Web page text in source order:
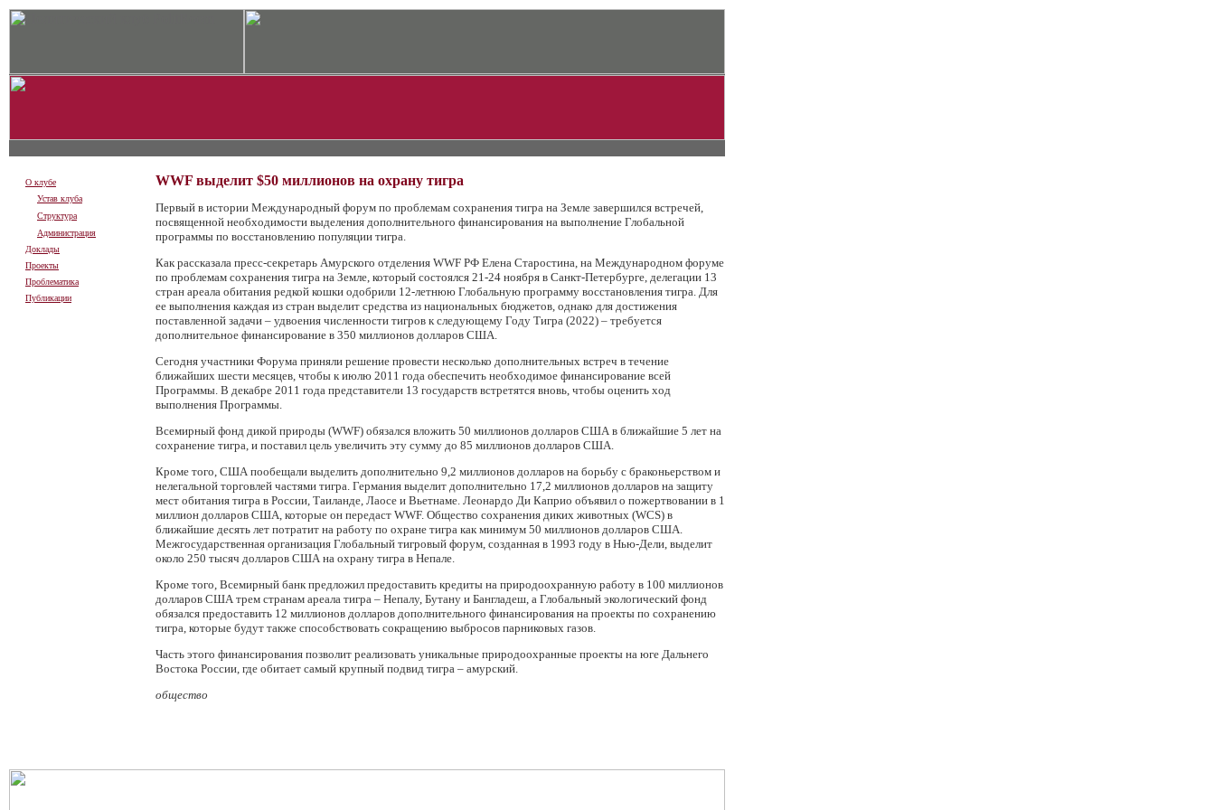
О клубе
Устав клуба
Структура
Администрация
Доклады
Проекты
Проблематика
Публикации
WWF выделит $50 миллионов на охрану тигра
Первый в истории Международный форум по проблемам сохранения тигра на Земле завершился встречей,
посвященной необходимости выделения дополнительного финансирования на выполнение Глобальной
программы по восстановлению популяции тигра.
Как рассказала пресс-секретарь Амурского отделения WWF РФ Елена Старостина, на Международном форуме
по проблемам сохранения тигра на Земле, который состоялся 21-24 ноября в Санкт-Петербурге, делегации 13
стран ареала обитания редкой кошки одобрили 12-летнюю Глобальную программу восстановления тигра. Для
ее выполнения каждая из стран выделит средства из национальных бюджетов, однако для достижения
поставленной задачи – удвоения численности тигров к следующему Году Тигра (2022) – требуется
дополнительное финансирование в 350 миллионов долларов США.
Сегодня участники Форума приняли решение провести несколько дополнительных встреч в течение
ближайших шести месяцев, чтобы к июлю 2011 года обеспечить необходимое финансирование всей
Программы. В декабре 2011 года представители 13 государств встретятся вновь, чтобы оценить ход
выполнения Программы.
Всемирный фонд дикой природы (WWF) обязался вложить 50 миллионов долларов США в ближайшие 5 лет на
сохранение тигра, и поставил цель увеличить эту сумму до 85 миллионов долларов США.
Кроме того, США пообещали выделить дополнительно 9,2 миллионов долларов на борьбу с браконьерством и
нелегальной торговлей частями тигра. Германия выделит дополнительно 17,2 миллионов долларов на защиту
мест обитания тигра в России, Таиланде, Лаосе и Вьетнаме. Леонардо Ди Каприо объявил о пожертвовании в 1
миллион долларов США, которые он передаст WWF. Общество сохранения диких животных (WCS) в
ближайшие десять лет потратит на работу по охране тигра как минимум 50 миллионов долларов США.
Межгосударственная организация Глобальный тигровый форум, созданная в 1993 году в Нью-Дели, выделит
около 250 тысяч долларов США на охрану тигра в Непале.
Кроме того, Всемирный банк предложил предоставить кредиты на природоохранную работу в 100 миллионов
долларов США трем странам ареала тигра – Непалу, Бутану и Бангладеш, а Глобальный экологический фонд
обязался предоставить 12 миллионов долларов дополнительного финансирования на проекты по сохранению
тигра, которые будут также способствовать сокращению выбросов парниковых газов.
Часть этого финансирования позволит реализовать уникальные природоохранные проекты на юге Дальнего
Востока России, где обитает самый крупный подвид тигра – амурский.
общество